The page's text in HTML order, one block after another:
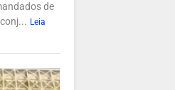
de
Leia